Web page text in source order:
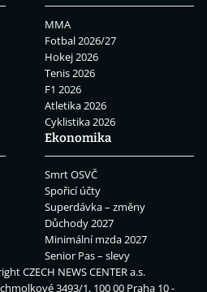
MMA
Fotbal 2026/27
Hokej 2026
Tenis 2026
F1 2026
Atletika 2026
Cyklistika 2026
Ekonomika
Smrt OSVČ
Spořicí účty
Superdávka – změny
Důchody 2027
Minimální mzda 2027
Senior Pas – slevy
CZECH NEWS CENTER a.s.
3493/1, 100 00 Praha 10 -